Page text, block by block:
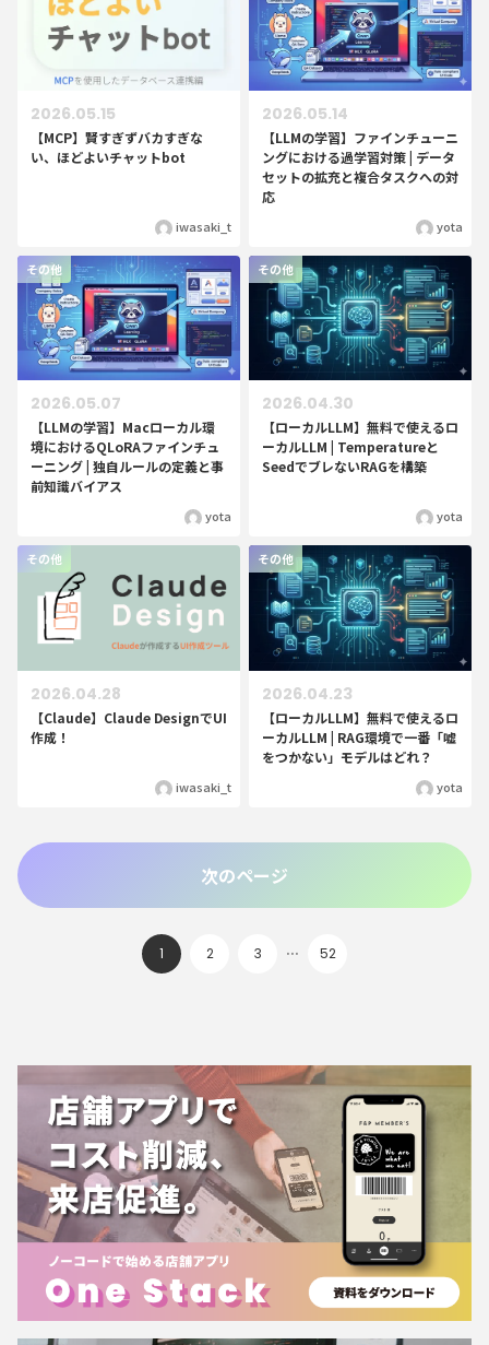
【MCP】賢すぎずバカすぎな
い、ほどよいチャットbot
2026.05.15
iwasaki_t
【LLMの学習】ファインチューニ
ングにおける過学習対策 | データ
セットの拡充と複合タスクへの対
応
2026.05.14
yota
その他
【LLMの学習】Macローカル環
境におけるQLoRAファインチュ
ーニング | 独自ルールの定義と事
前知識バイアス
2026.05.07
yota
その他
【ローカルLLM】無料で使えるロ
ーカルLLM | Temperatureと
SeedでブレないRAGを構築
2026.04.30
yota
その他
【Claude】Claude DesignでUI
作成！
2026.04.28
iwasaki_t
その他
【ローカルLLM】無料で使えるロ
ーカルLLM | RAG環境で一番「嘘
をつかない」モデルはどれ？
2026.04.23
yota
次のページ
1 2 3 … 52